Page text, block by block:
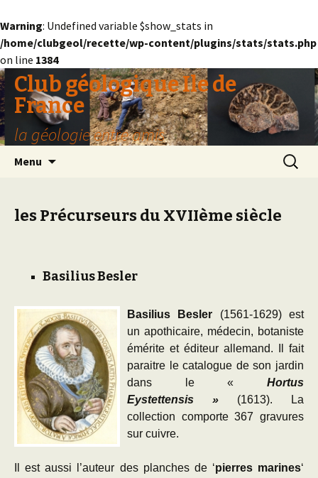
Warning: Undefined variable $show_stats in
/home/clubgeol/recette/wp-content/plugins/stats/stats.php
on line 1384
Club géologique Ile de
France
la géologie entre amis
Menu
les Précurseurs du XVIIème siècle
BasiliusBesler
Basilius Besler (1561-1629) est
un apothicaire, médecin, botaniste
émérite et éditeur allemand. Il fait
paraitre le catalogue de son jardin
dans le « Hortus
Eystettensis » (1613). La
collection comporte 367 gravures
sur cuivre.
Il est aussi l’auteur des planches de ‘pierres marines‘